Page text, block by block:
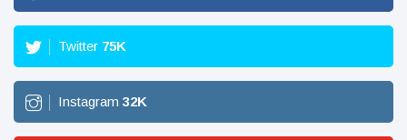
Twitter 75K
Instagram 32K